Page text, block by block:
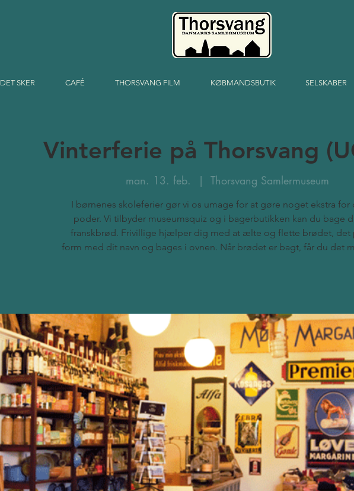
DET SKER CAFÉ THORSVANG FILM KØBMANDSBUTIK SELSKABER
Vinterferie på Thorsvang
man. 13. feb.
  |
Thorsvang Samlermuseum
I børnenes skoleferier gør vi os umage for at gøre noget ekstra for
poder. Vi tilbyder museumsquiz og i bagerbutikken kan du bage
franskbrød. Frivillige hjælper dig med at ælte og flette brødet, det
form med dit navn og bages i ovnen. Når brødet er bagt, får du det